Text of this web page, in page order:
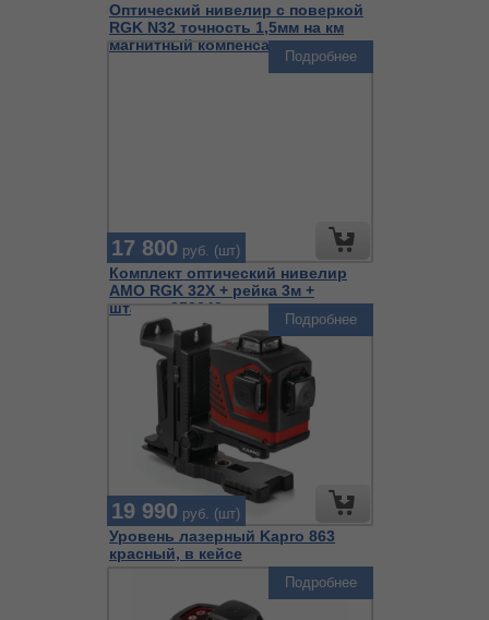
Оптический нивелир с поверкой
RGK N32 точность 1,5мм на км
магнитный компенсатор
Комплект оптический нивелир
AMO RGK 32X + рейка 3м +
штатив 852640
17 800 руб. (шт)
Подробнее
Уровень лазерный Kapro 863
красный, в кейсе
19 990 руб. (шт)
Подробнее
Подробнее